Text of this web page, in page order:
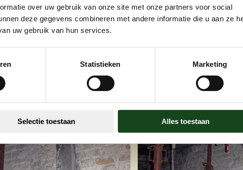
over uw gebruik van onze site met onze partners voor social
deze gegevens combineren met andere informatie die u aan ze
uw gebruik van hun services.
Statistieken Marketing
Selectie toestaan Alles toestaan